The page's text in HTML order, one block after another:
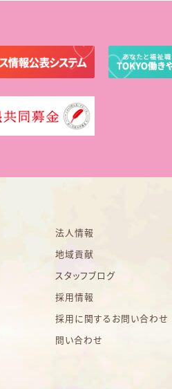
法人情報
地域貢献
スタッフブログ
採用情報
採用に関するお問い合わせ
問い合わせ